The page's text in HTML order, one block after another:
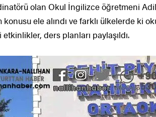
olan Okul İngilizce öğretmeni
konusu ele alındı ve farklı ülkelerde ki
etkinlikler, ders planları paylaşıldı.